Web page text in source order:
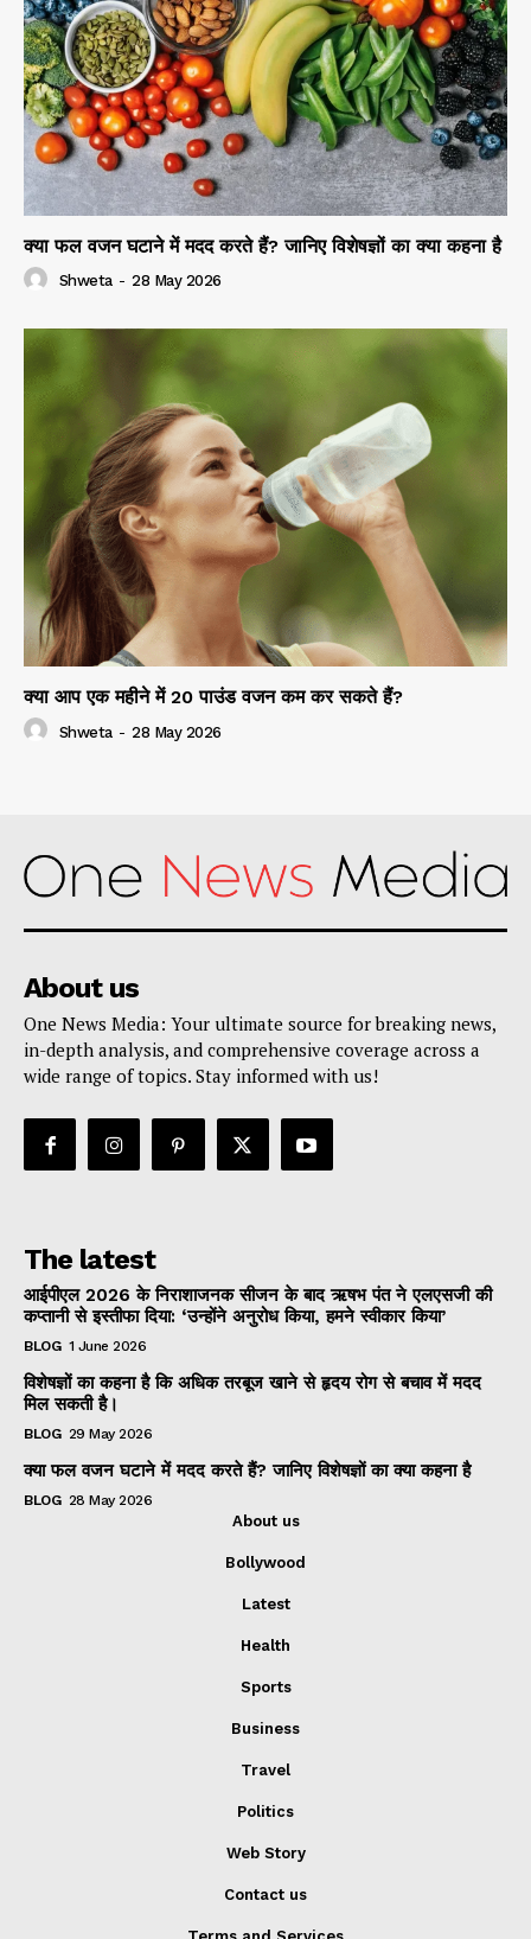
क्या फल वजन घटाने में मदद करते हैं? जानिए विशेषज्ञों का क्या कहना है
Shweta - 28 May 2026
क्या आप एक महीने में 20 पाउंड वजन कम कर सकते हैं?
Shweta - 28 May 2026
About us
One News Media: Your ultimate source for breaking news,
in-depth analysis, and comprehensive coverage across a
wide range of topics. Stay informed with us!
The latest
आईपीएल 2026 के निराशाजनक सीजन के बाद ऋषभ पंत ने एलएसजी की
कप्तानी से इस्तीफा दिया: ‘उन्होंने अनुरोध किया, हमने स्वीकार किया’
BLOG 1 June 2026
विशेषज्ञों का कहना है कि अधिक तरबूज खाने से हृदय रोग से बचाव में मदद
मिल सकती है।
BLOG 29 May 2026
क्या फल वजन घटाने में मदद करते हैं? जानिए विशेषज्ञों का क्या कहना है
BLOG 28 May 2026
About us
Bollywood
Latest
Health
Sports
Business
Travel
Politics
Web Story
Contact us